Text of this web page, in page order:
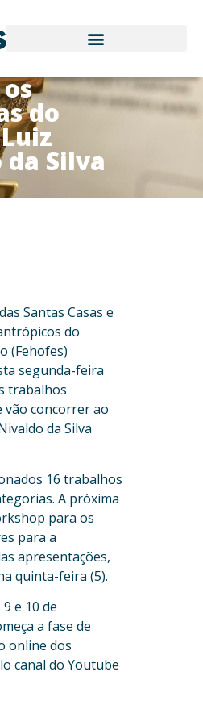
do
Silva
Santas Casas e
do
(Fehofes)
segunda-feira
trabalhos
vão concorrer ao
da Silva
16 trabalhos
A próxima
para os
para a
apresentações,
quinta-feira (5).
e 10 de
a fase de
online dos
canal do Youtube